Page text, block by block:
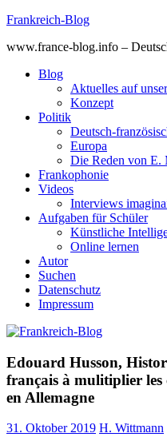
Skip
content
Frankreich-Blog
www.france-blog.info –
Blog
Aktuelles auf
Konzept
Politik
Deutsch-
Europa
Die Reden von E.
Frankophonie
Videos
Interviews
Aufgaben für Schüler
Künstliche
Online lernen
Autor
Suchen
Datenschutz
Impressum
Edouard Husson,
français à mulitiplier les
en Allemagne
31. Oktober 2019 H. Wittmann